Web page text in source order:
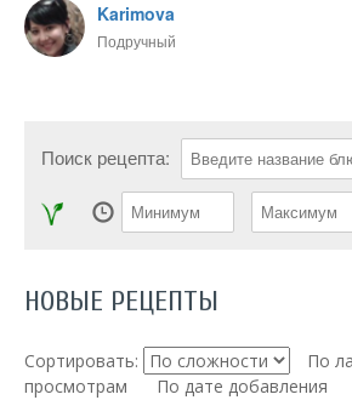
Karimova
Подручный
Поиск рецепта:
НОВЫЕ РЕЦЕПТЫ
Сортировать: По
просмотрам
По дате добавления